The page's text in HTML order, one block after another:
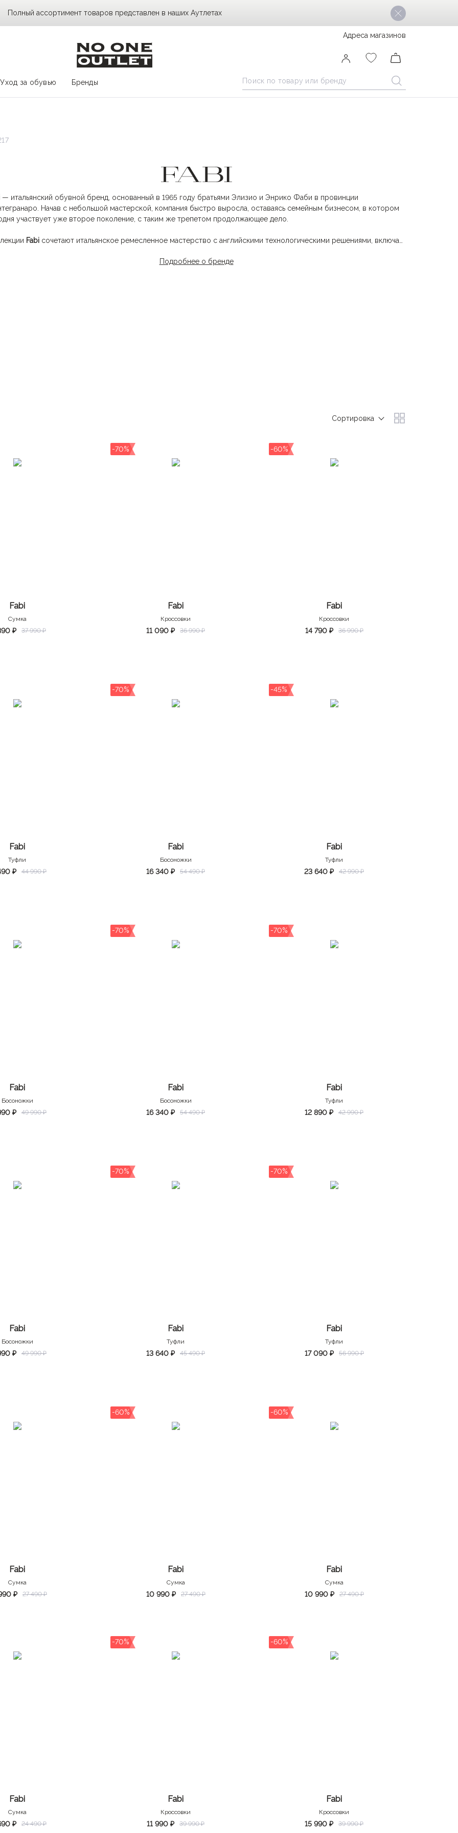
— итальянский обувной бренд, основанный в 1965 году братьями Элизио и Энрико Фаби в провинции
Начав с небольшой мастерской, компания быстро выросла, оставаясь семейным бизнесом, в котором
участвует уже второе поколение, с таким же трепетом продолжающее дело.
Fabi сочетают итальянское ремесленное мастерство с английскими технологическими решениями, включая
используются материалы, отвечающие высоким экологическим и социальным стандартам.
Подробнее о бренде
Сортировка
Fabi
Сумка
₽ 37 990 ₽
-70%
Fabi
Кроссовки
11 090 ₽ 36 990 ₽
-60%
Fabi
Кроссовки
14 790 ₽ 36 990 ₽
Fabi
Туфли
₽ 44 990 ₽
-70%
Fabi
Босоножки
16 340 ₽ 54 490 ₽
-45%
Fabi
Туфли
23 640 ₽ 42 990 ₽
Fabi
Босоножки
₽ 49 990 ₽
-70%
Fabi
Босоножки
16 340 ₽ 54 490 ₽
-70%
Fabi
Туфли
12 890 ₽ 42 990 ₽
Fabi
Босоножки
₽ 49 990 ₽
-70%
Fabi
Туфли
13 640 ₽ 45 490 ₽
-70%
Fabi
Туфли
17 090 ₽ 56 990 ₽
Fabi
Сумка
₽ 27 490 ₽
-60%
Fabi
Сумка
10 990 ₽ 27 490 ₽
-60%
Fabi
Сумка
10 990 ₽ 27 490 ₽
Fabi
Сумка
₽ 24 490 ₽
-70%
Fabi
Кроссовки
11 990 ₽ 39 990 ₽
-60%
Fabi
Кроссовки
15 990 ₽ 39 990 ₽
Полный ассортимент товаров представлен в наших Аутлетах
Адреса магазинов
Уход за обувью Бренды